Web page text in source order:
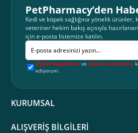
PetPharmacy’den
Kedi ve köpek sağlığına yönelik ürünler,
veteriner hekim bakış açısıyla
için e-posta listemize katılın.
Üyelik koşullarınıve kişisel verilerimin
ediyorum.
KURUMSAL
ALIŞVERİŞ BİLGİLERİ